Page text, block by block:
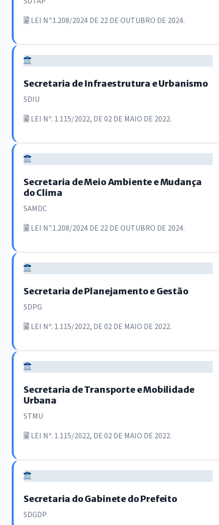
LEI N".1.208/2024 DE 22 DE OUTUBRO DE 2024.
Secretaria de Infraestrutura e Urbanismo
SDIU
LEI Nº. 1.115/2022, DE 02 DE MAIO DE 2022.
Secretaria de Meio Ambiente e Mudança
do Clima
SAMDC
LEI N".1.208/2024 DE 22 DE OUTUBRO DE 2024.
Secretaria de Planejamento e Gestão
SDPG
LEI Nº. 1.115/2022, DE 02 DE MAIO DE 2022.
Secretaria de Transporte e Mobilidade
Urbana
STMU
LEI Nº. 1.115/2022, DE 02 DE MAIO DE 2022.
Secretaria do Gabinete do Prefeito
SDGDP